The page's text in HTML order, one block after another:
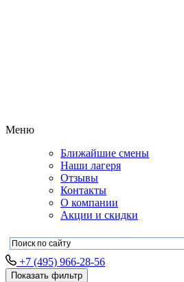
Меню
Ближайшие смены
Наши лагеря
Отзывы
Контакты
О компании
Акции и скидки
+7 (495) 966-28-56
Показать фильтр